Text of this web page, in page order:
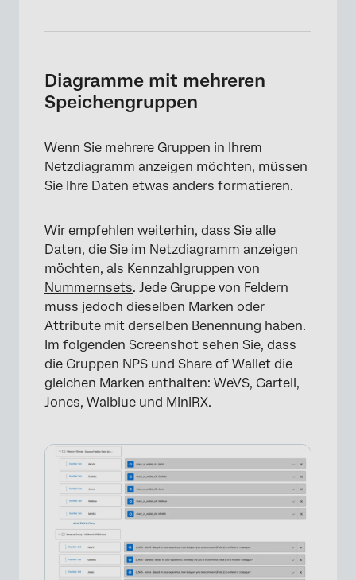
Diagramme mit mehreren
Speichengruppen
Wenn Sie mehrere Gruppen in Ihrem
Netzdiagramm anzeigen möchten, müssen
Sie Ihre Daten etwas anders formatieren.
Wir empfehlen weiterhin, dass Sie alle
Daten, die Sie im Netzdiagramm anzeigen
möchten, als Kennzahlgruppen von
Nummernsets. Jede Gruppe von Feldern
muss jedoch dieselben Marken oder
Attribute mit derselben Benennung haben.
Im folgenden Screenshot sehen Sie, dass
die Gruppen NPS und Share of Wallet die
gleichen Marken enthalten: WeVS, Gartell,
Jones, Walblue und MiniRX.